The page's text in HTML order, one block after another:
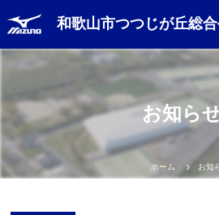
和歌山市つつじが丘総
お知ら
ホーム お知